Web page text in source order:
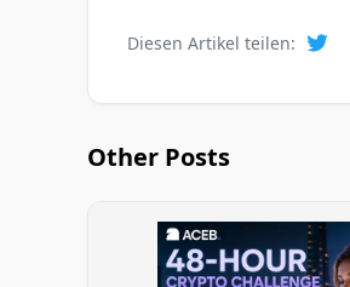
Diesen Artikel teilen:
Other Posts